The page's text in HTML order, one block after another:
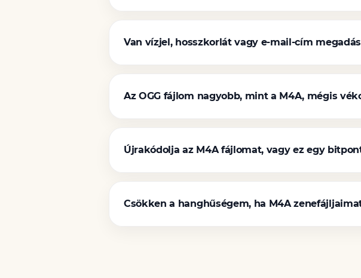
Van vízjel, hosszkorlát vagy e-mail-cím
Az OGG fájlom nagyobb, mint a M4A, mégis
Újrakódolja az M4A fájlomat, vagy ez egy
Csökken a hanghűségem, ha M4A